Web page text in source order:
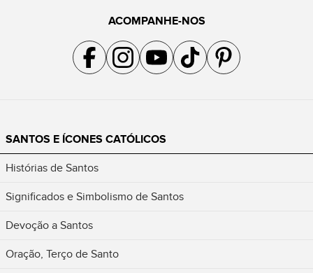
ACOMPANHE-NOS
Acompanhe a gente no Facebook
Acompanhe a gente no Instagram
Acompanhe a gente no YouTube
Acompanhe a gente no TikTok
Acompanhe a gente no
SANTOS E ÍCONES CATÓLICOS
Histórias de Santos
Significados e Simbolismo de Santos
Devoção a Santos
Oração, Terço de Santo